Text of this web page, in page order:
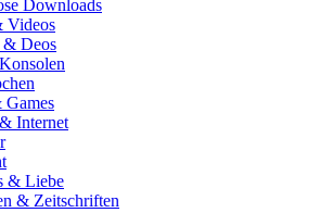
Downloads
Videos
& Deos
Games
Internet
& Liebe
& Zeitschriften